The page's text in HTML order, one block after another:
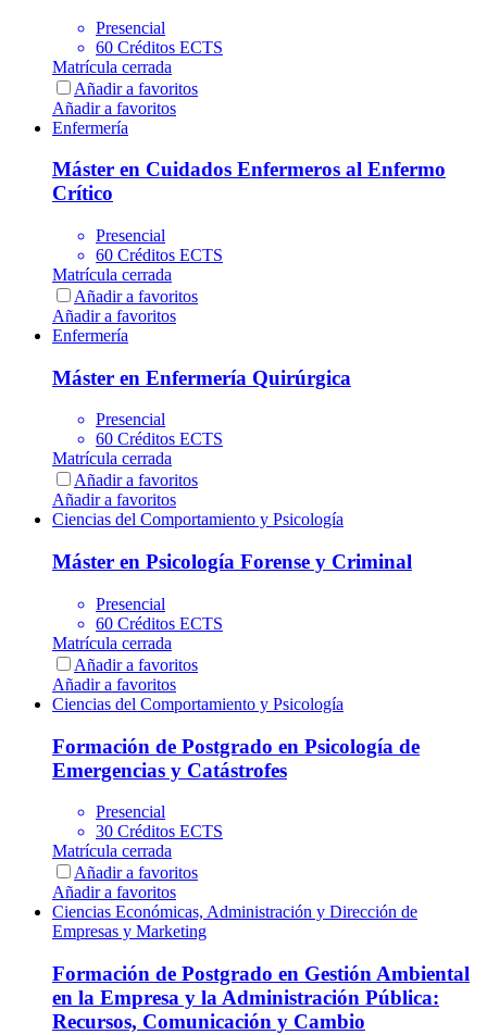
Presencial
60 Créditos ECTS
Matrícula cerrada
Añadir a favoritos
Añadir a favoritos
Enfermería
Máster en Cuidados Enfermeros al Enfermo
Crítico
Presencial
60 Créditos ECTS
Matrícula cerrada
Añadir a favoritos
Añadir a favoritos
Enfermería
Máster en Enfermería Quirúrgica
Presencial
60 Créditos ECTS
Matrícula cerrada
Añadir a favoritos
Añadir a favoritos
Ciencias del Comportamiento y Psicología
Máster en Psicología Forense y Criminal
Presencial
60 Créditos ECTS
Matrícula cerrada
Añadir a favoritos
Añadir a favoritos
Ciencias del Comportamiento y Psicología
Formación de Postgrado en Psicología de
Emergencias y Catástrofes
Presencial
30 Créditos ECTS
Matrícula cerrada
Añadir a favoritos
Añadir a favoritos
Ciencias Económicas, Administración y Dirección de
Empresas y Marketing
Formación de Postgrado en Gestión Ambiental
en la Empresa y la Administración Pública:
Recursos, Comunicación y Cambio